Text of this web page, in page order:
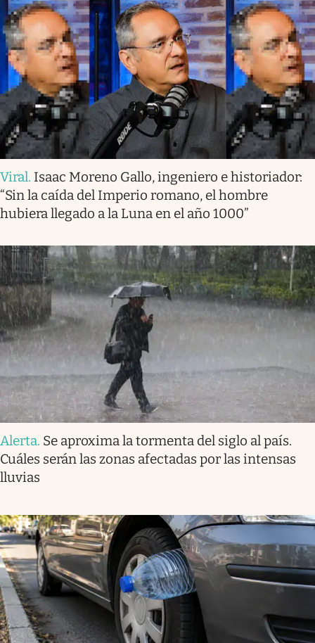
Viral. Isaac Moreno Gallo, ingeniero e historiador:
“Sin la caída del Imperio romano, el hombre
hubiera llegado a la Luna en el año 1000”
Alerta. Se aproxima la tormenta del siglo al país.
Cuáles serán las zonas afectadas por las intensas
lluvias